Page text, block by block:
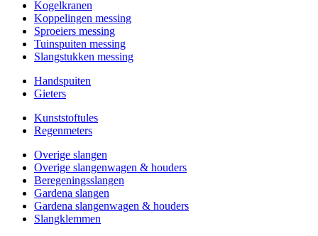
Kogelkranen
Koppelingen messing
Sproeiers messing
Tuinspuiten messing
Slangstukken messing
Handspuiten
Gieters
Kunststoftules
Regenmeters
Overige slangen
Overige slangenwagen & houders
Beregeningsslangen
Gardena slangen
Gardena slangenwagen & houders
Slangklemmen